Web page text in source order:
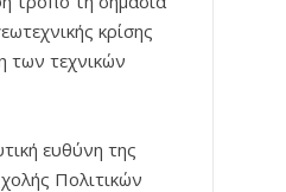
κρίσης
των τεχνικών
ευθύνη της
Πολιτικών